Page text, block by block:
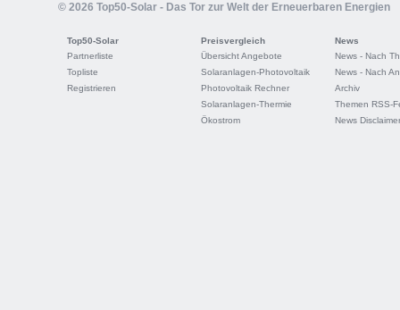
© 2026 Top50-Solar - Das Tor zur Welt der Erneuerbaren Energien
Top50-Solar
Partnerliste
Topliste
Registrieren
Preisvergleich
Übersicht Angebote
Solaranlagen-Photovoltaik
Photovoltaik Rechner
Solaranlagen-Thermie
Ökostrom
News
News - Nach
News - Nach
Archiv
Themen RSS-
News Disclaimer